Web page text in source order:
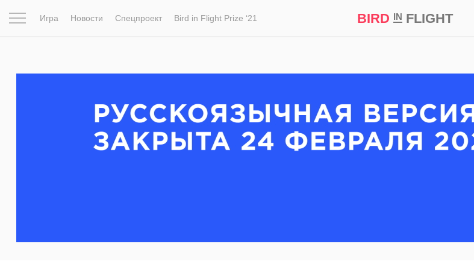
Игра Новости Спецпроект Bird in Flight Prize ‘21 BIRD INFLIGHT